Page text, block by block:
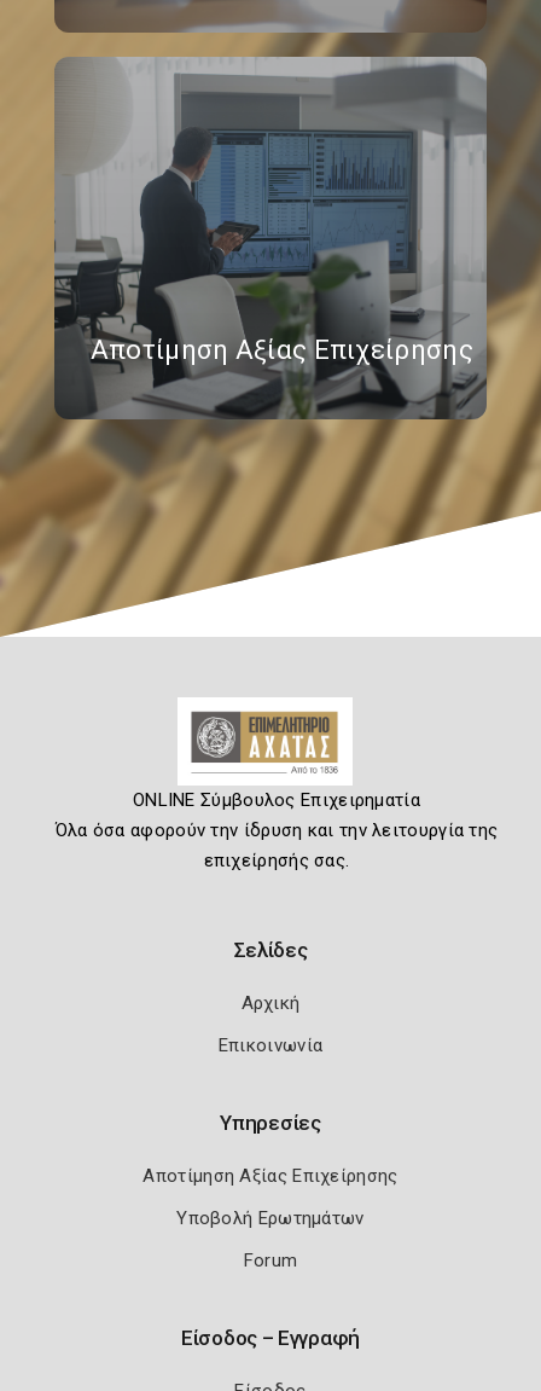
Αποτίμηση Αξίας Επιχείρησης
ONLINE Σύμβουλος Επιχειρηματία
Όλα όσα αφορούν την ίδρυση και την λειτουργία της
επιχείρησής σας.
Σελίδες
Αρχική
Επικοινωνία
Υπηρεσίες
Αποτίμηση Αξίας Επιχείρησης
Υποβολή Ερωτημάτων
Forum
Είσοδος – Εγγραφή